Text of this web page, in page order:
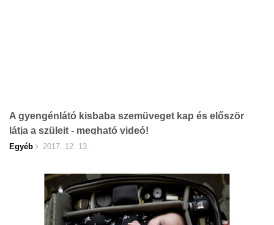
A gyengénlátó kisbaba szemüveget kap és először
látja a szüleit - megható videó!
Egyéb 2017. 12. 13.